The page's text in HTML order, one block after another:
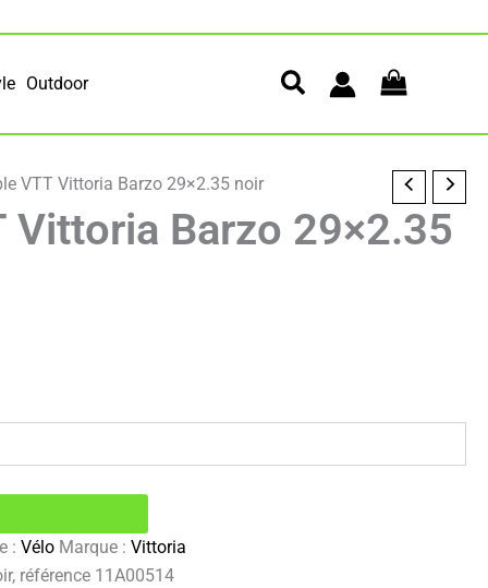
Outdoor
VTT Vittoria Barzo 29×2.35 noir
Vittoria Barzo 29×2.35
: Vélo Marque : Vittoria
référence 11A00514